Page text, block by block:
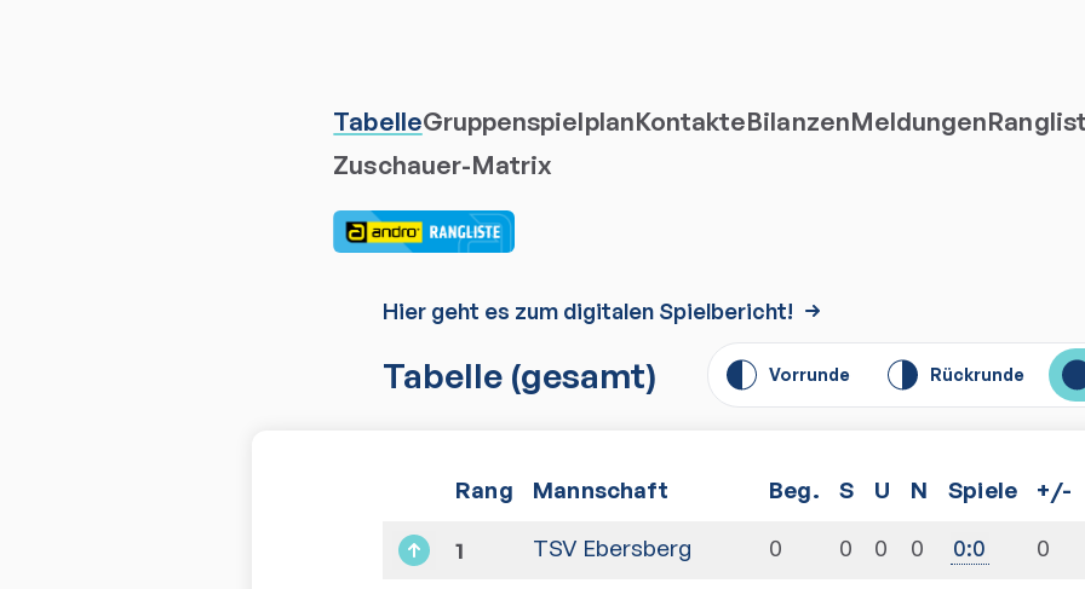
TabelleGruppenspielplanKontakteBilanzenMeldungen
Zuschauer-Matrix
Hier geht es zum digitalen Spielbericht!
Tabelle (gesamt) Vorrunde Rückrunde
Rang Mannschaft Beg. S U N Spiele +/-
1 TSV Ebersberg 0 0 0 0 0:0 0